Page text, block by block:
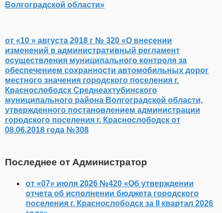
Волгоградской области»
от «10 » августа 2018 г № 320 «О внесении
изменений в административный регламент
осуществления муниципального контроля за
обеспечением сохранности автомобильных дорог
местного значения городского поселения г.
Краснослободск Среднеахтубинского
муниципального района Волгоградской области,
утвержденного постановлением администрации
городского поселения г. Краснослободск от
08.06.2018 года №308
Последнее от Администратор
от «07» июля 2026 №420 «Об утверждении
отчета об исполнении бюджета городского
поселения г. Краснослободск за II квартал 2026